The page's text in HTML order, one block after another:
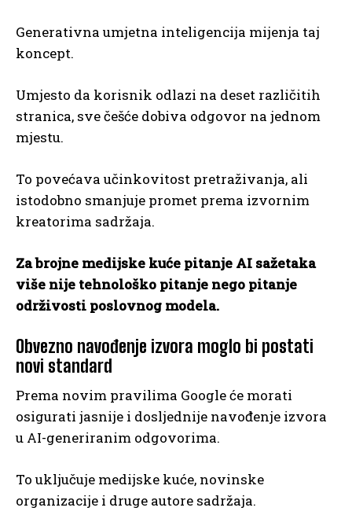
Generativna umjetna inteligencija mijenja taj
koncept.
Umjesto da korisnik odlazi na deset različitih
stranica, sve češće dobiva odgovor na jednom
mjestu.
To povećava učinkovitost pretraživanja, ali
istodobno smanjuje promet prema izvornim
kreatorima sadržaja.
Za brojne medijske kuće pitanje AI sažetaka
više nije tehnološko pitanje nego pitanje
održivosti poslovnog modela.
Obvezno navođenje izvora moglo bi postati
novi standard
Prema novim pravilima Google će morati
osigurati jasnije i dosljednije navođenje izvora
u AI-generiranim odgovorima.
To uključuje medijske kuće, novinske
organizacije i druge autore sadržaja.